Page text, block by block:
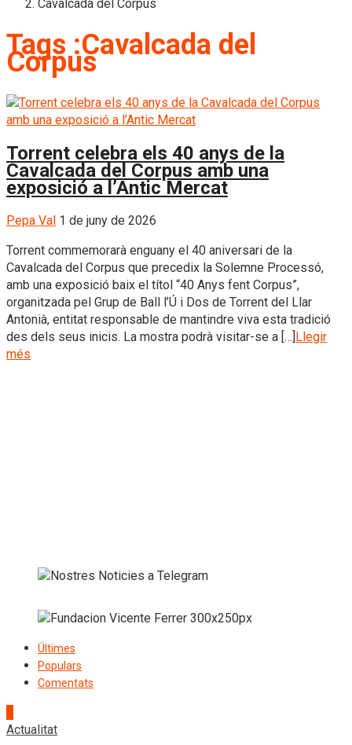
Cavalcada del Corpus
Tags :Cavalcada del
Corpus
Torrent celebra els 40 anys de la
Cavalcada del Corpus amb una
exposició a l’Antic Mercat
Pepa Val 1 de juny de 2026
Torrent commemorarà enguany el 40 aniversari de la
Cavalcada del Corpus que precedix la Solemne Processó,
amb una exposició baix el títol “40 Anys fent Corpus”,
organitzada pel Grup de Ball l’Ú i Dos de Torrent del Llar
Antonià, entitat responsable de mantindre viva esta tradició
des dels seus inicis. La mostra podrà visitar-se a […]Llegir
més
Últimes
Populars
Comentats
Actualitat